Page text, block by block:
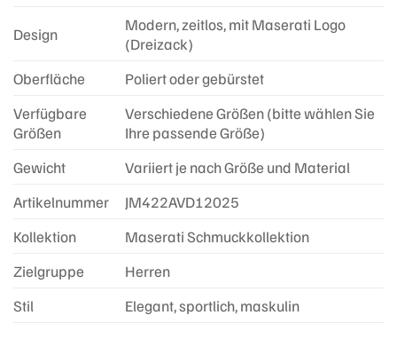
Design
Modern, zeitlos, mit Maserati Logo
(Dreizack)
Oberfläche
Poliert oder gebürstet
Verfügbare
Größen
Verschiedene Größen (bitte wählen Sie
Ihre passende Größe)
Gewicht
Variiert je nach Größe und Material
Artikelnummer
JM422AVD12025
Kollektion
Maserati Schmuckkollektion
Zielgruppe
Herren
Stil
Elegant, sportlich, maskulin